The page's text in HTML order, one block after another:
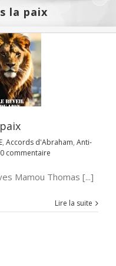
la paix
, Accords d'Abraham, Anti-
0 commentaire
Mamou Thomas [...]
Lire la suite